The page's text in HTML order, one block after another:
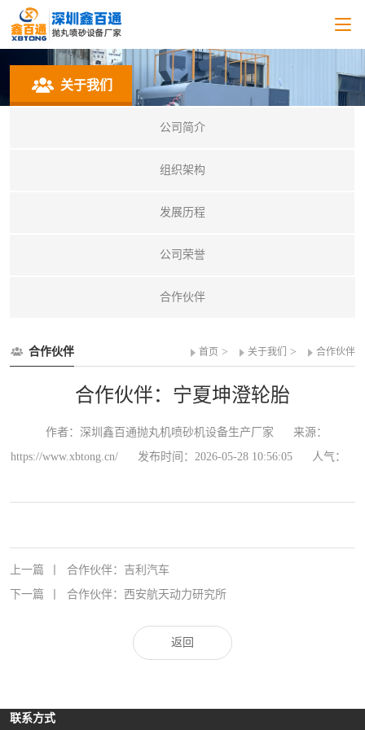
关于我们
公司简介
组织架构
发展历程
公司荣誉
合作伙伴
合作伙伴 首页 > 关于我们 > 合作伙伴
合作伙伴：宁夏坤澄轮胎
作者：深圳鑫百通抛丸机喷砂机设备生产厂家
来源：
https://www.xbtong.cn/
发布时间：2026-05-28 10:56:05 人气：
上一篇
合作伙伴：吉利汽车
下一篇
合作伙伴：西安航天动力研究所
返回
联系方式